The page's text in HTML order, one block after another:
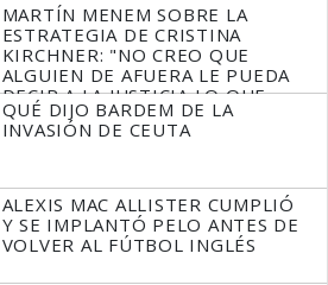
MARTÍN MENEM SOBRE LA
ESTRATEGIA DE CRISTINA
KIRCHNER: "NO CREO QUE
ALGUIEN DE AFUERA LE PUEDA
DECIR A LA JUSTICIA LO QUE
TIENE QUE HACER"
QUÉ DIJO BARDEM DE LA
INVASIÓN DE CEUTA
ALEXIS MAC ALLISTER CUMPLIÓ
Y SE IMPLANTÓ PELO ANTES DE
VOLVER AL FÚTBOL INGLÉS